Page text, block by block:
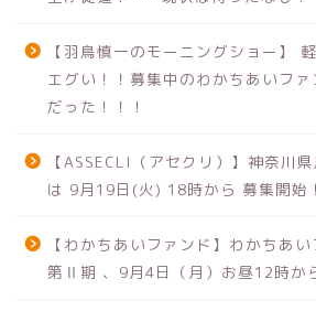
【羽鳥慎一のモーニングショー】
エグい！！募集中のわかちあいフ
だった！！！
【ASSECLI（アセクリ）】神奈川
は 9月19日(火) 18時から 募集開始
【わかちあいファンド】わかちあ
第Ⅱ期 、9月4日（月）お昼12時か